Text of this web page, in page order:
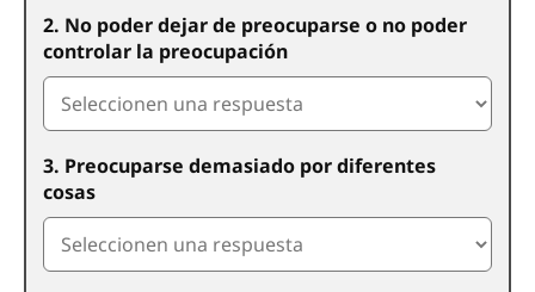
2. No poder dejar de preocuparse o no poder
controlar la preocupación
3. Preocuparse demasiado por diferentes
cosas